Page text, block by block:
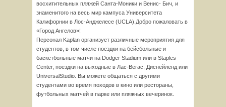
восхитительных пляжей Санта-Моники и Венис- Бич, и
знаменитого на весь мир кампуса Университета
Калифорнии в Лос-Анджелесе (UCLA).Добро пожаловать в
«Город Ангелов»!
Персонал Kaplan организует различные мероприятия для
студентов, в том числе поездки на бейсбольные и
баскетбольные матчи на Dodger Stadium или в Staples
Center, поездки на выходные в Лас-Вегас, Диснейленд или
UniversalStudio. Вы можете общаться с другими
студентами во время походов в кино или рестораны,
футбольных матчей в парке или пляжных вечеринок.